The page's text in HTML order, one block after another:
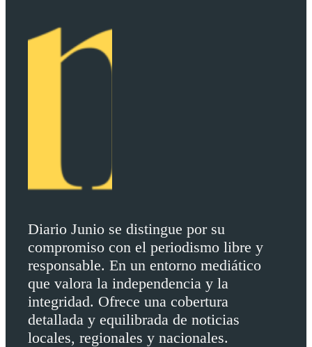
Diario Junio se distingue por su
compromiso con el periodismo libre y
responsable. En un entorno mediático
que valora la independencia y la
integridad. Ofrece una cobertura
detallada y equilibrada de noticias
locales, regionales y nacionales.